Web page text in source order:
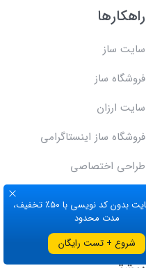
ساخت سایت بدون کد نویسی با ۵۰٪ تخفیف،
مدت محدود
شروع + تست رایگان
راهکارها
سایت ساز
فروشگاه ساز
سایت ارزان
فروشگاه ساز اینستاگرامی
طراحی اختصاصی